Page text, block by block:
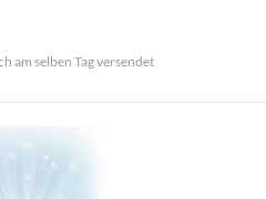
am selben Tag versendet